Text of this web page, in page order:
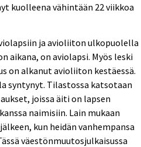
kuolleena vähintään 22 viikkoa
ja avioliiton ulkopuolella
aikana, on aviolapsi. Myös leski
on alkanut avioliiton kestäessä.
syntynyt. Tilastossa katsotaan
joissa äiti on lapsen
naimisiin. Lain mukaan
kun heidän vanhempansa
väestönmuutosjulkaisussa